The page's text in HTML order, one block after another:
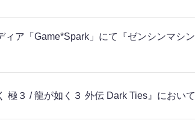
ィア「Game*Spark」にて『ゼンシンマシ
極３ / 龍が如く３ 外伝 Dark Ties』におい